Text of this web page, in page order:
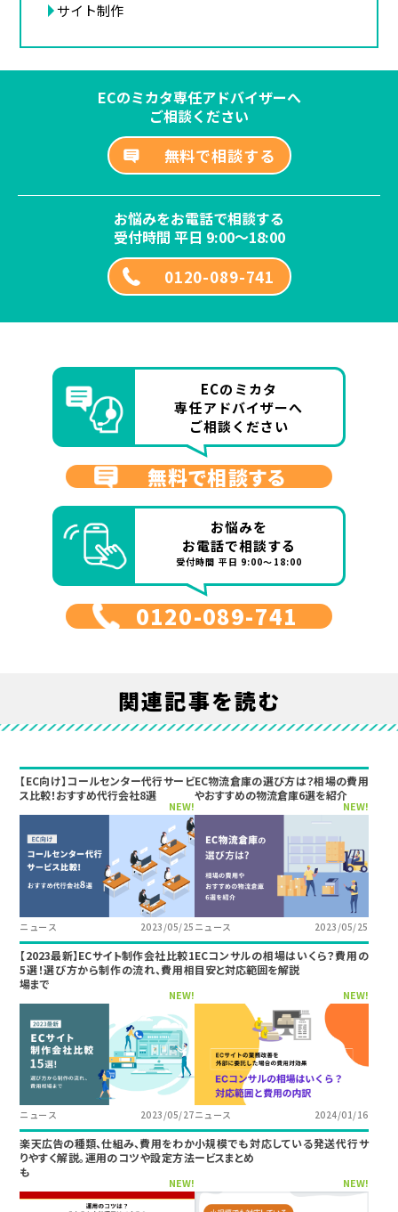
サイト制作
ECのミカタ専任アドバイザーへ
ご相談ください
無料で相談する
お悩みをお電話で相談する
受付時間 平日 9:00～18:00
0120-089-741
ECのミカタ
専任アドバイザーへ
ご相談ください
無料で相談する
お悩みを
お電話で相談する
受付時間 平日 9:00～18:00
0120-089-741
関連記事を読む
【EC向け】コールセンター代行サービ
ス比較！おすすめ代行会社8選
NEW!
ニュース 2023/05/25
EC物流倉庫の選び方は？相場の費用
やおすすめの物流倉庫6選を紹介
NEW!
ニュース 2023/05/25
【2023最新】ECサイト制作会社比較1
5選！選び方から制作の流れ、費用相
場まで
NEW!
ニュース 2023/05/27
ECコンサルの相場はいくら？費用の
目安と対応範囲を解説
NEW!
ニュース 2024/01/16
楽天広告の種類、仕組み、費用をわか
りやすく解説。運用のコツや設定方法
も
NEW!
小規模でも対応している発送代行サ
ービスまとめ
NEW!